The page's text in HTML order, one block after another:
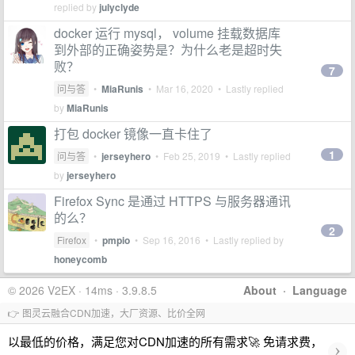
replied by julyclyde
docker 运行 mysql， volume 挂载数据库
到外部的正确姿势是？为什么老是超时失
败？
问与答 • MiaRunis • Mar 16, 2020 • Lastly replied
byMiaRunis
7
打包 docker 镜像一直卡住了
问与答 • jerseyhero • Feb 25, 2019 • Lastly replied
by jerseyhero
1
Firefox Sync 是通过 HTTPS 与服务器通讯
的么？
Firefox • pmpio • Sep 16, 2016 • Lastly replied by
honeycomb
2
About · Language
© 2026 V2EX · 14ms · 3.9.8.5
👉 图灵云融合CDN加速，大厂资源、比价全网
以最低的价格，满足您对CDN加速的所有需求🚀 免请求费，
›